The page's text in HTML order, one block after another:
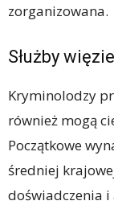
zorganizowana.
Służby
Kryminolodzy
również mogą
Początkowe
średniej
doświadczenia i